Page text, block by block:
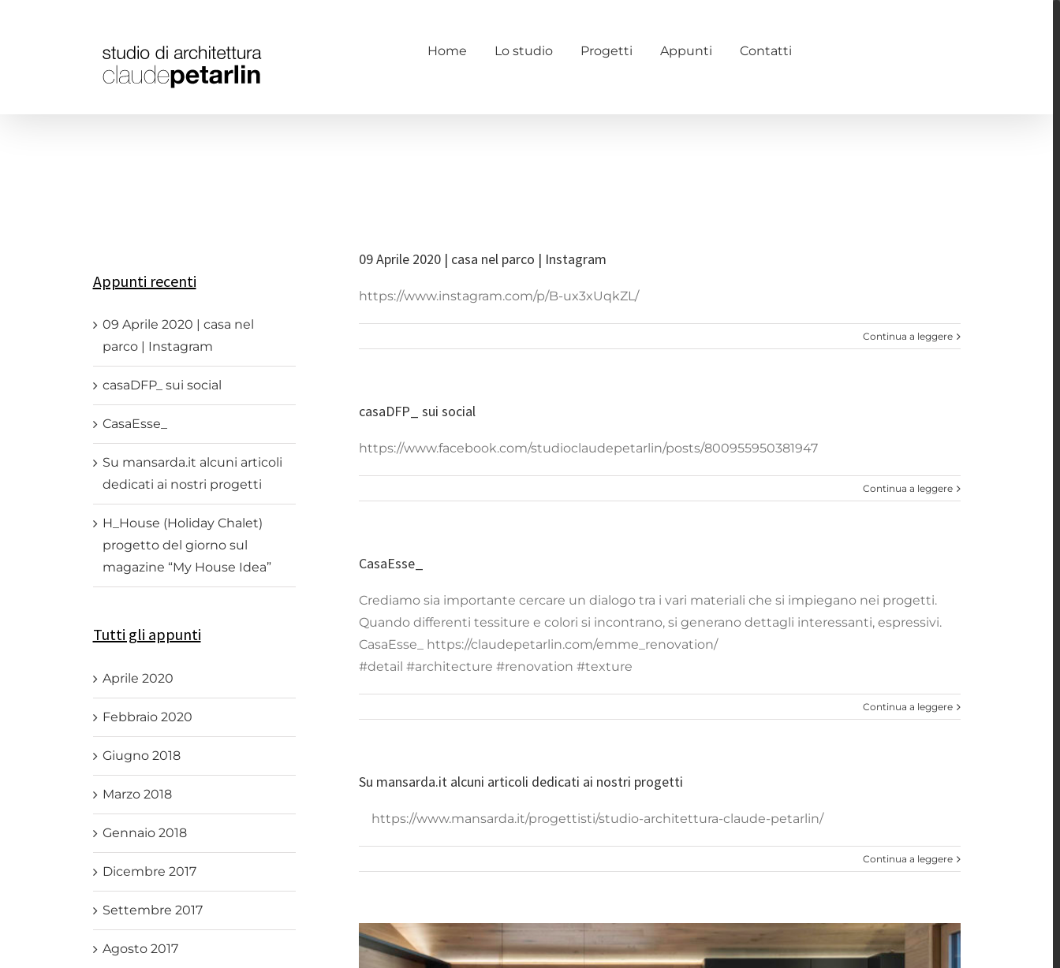
Home Lo studio Progetti Appunti Contatti
09 Aprile 2020 | casa nel parco | Instagram
https://www.instagram.com/p/B-ux3xUqkZL/
Continua a leggere
casaDFP_ sui social
https://www.facebook.com/studioclaudepetarlin/posts/800955950381947
Continua a leggere
CasaEsse_
Crediamo sia importante cercare un dialogo tra i vari materiali che si impiegano nei progetti.
Quando differenti tessiture e colori si incontrano, si generano dettagli interessanti, espressivi.
CasaEsse_ https://claudepetarlin.com/emme_renovation/
#detail #architecture #renovation #texture
Continua a leggere
Su mansarda.it alcuni articoli dedicati ai nostri progetti
https://www.mansarda.it/progettisti/studio-architettura-claude-petarlin/
Continua a leggere
Appunti recenti
09 Aprile 2020 | casa nel
parco | Instagram
casaDFP_ sui social
CasaEsse_
Su mansarda.it alcuni articoli
dedicati ai nostri progetti
H_House (Holiday Chalet)
progetto del giorno sul
magazine “My House Idea”
Tutti gli appunti
Aprile 2020
Febbraio 2020
Giugno 2018
Marzo 2018
Gennaio 2018
Dicembre 2017
Settembre 2017
Agosto 2017